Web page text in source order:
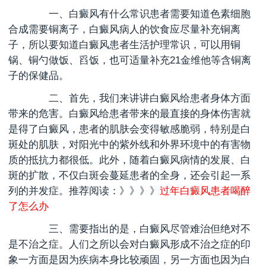
一、 白癜风有什么常识患者需要知道色素细胞
合成需要铜离子，白癜风病人的饮食应尽量补充铜离
子，所以要知道白癜风患者生活护理常识，可以用铜
锅、铜勺做饭、舀饭，也可适量补充21金维他等含铜离
子的保健品。
二、首先，我们来讲讲白癜风给患者身体方面
带来的危害。白癜风给患者带来的最直接的身体伤害就
是得了白癜风，患者的肌肤会变得敏感脆弱，特别是白
斑处的肌肤，对阳光中的紫外线和外界环境中的有害物
质的抵抗力都很低。此外，随着白癜风病情的发展、白
斑的扩散，不仅白斑会蔓延患者的全身，还会引起一系
列的并发症。推荐阅读：》》》》过年白癜风患者喝醉
了怎么办
三、需要指出的是，白癜风尽管难治但绝对不
是不治之症。人们之所以会对白癜风形成不治之症的印
象一方面是因为疾病本身比较顽固，另一方面也因为白